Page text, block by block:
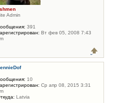
Admin
391
Вт фев 05, 2008 7:43
10
Ср апр 08, 2015 3:31
Latvia